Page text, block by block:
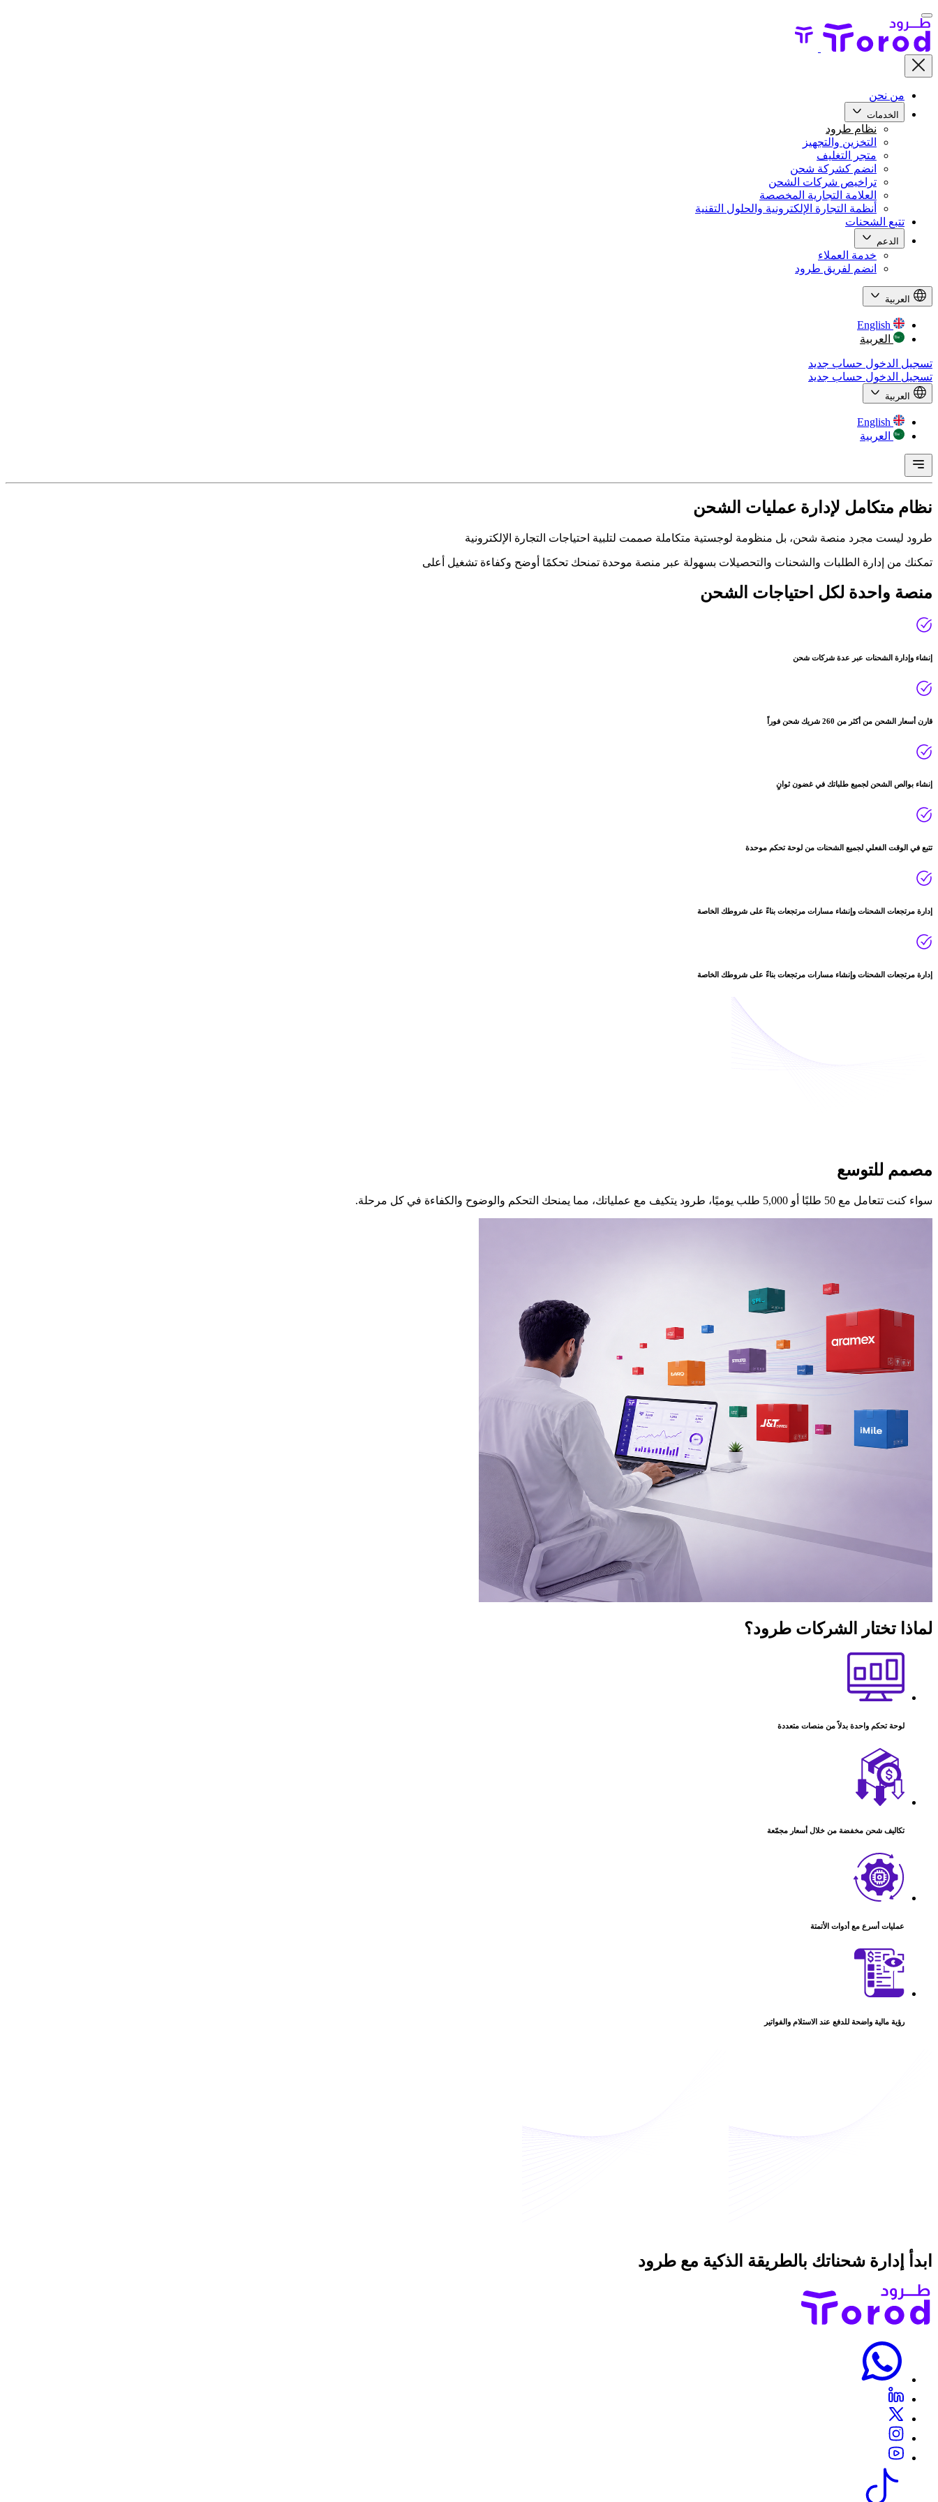
من نحن
الخدمات
نظام طرود
التخزين والتجهيز
متجر التغليف
انضم كشركة شحن
تراخيص شركات الشحن
العلامة التجارية المخصصة
أنظمة التجارة الإلكترونية والحلول التقنية
تتبع الشحنات
الدعم
خدمة العملاء
انضم لفريق طرود
العربية
English
العربية
تسجيل الدخول حساب جديد
تسجيل الدخول حساب جديد
العربية
English
العربية
نظام متكامل لإدارة عمليات الشحن
طرود ليست مجرد منصة شحن، بل منظومة لوجستية متكاملة صممت لتلبية احتياجات التجارة الإلكترونية
تمكنك من إدارة الطلبات والشحنات والتحصيلات بسهولة عبر منصة موحدة تمنحك تحكمًا أوضح وكفاءة تشغيل أعلى
منصة واحدة لكل احتياجات الشحن
إنشاء وإدارة الشحنات عبر عدة شركات شحن
قارن أسعار الشحن من أكثر من 260 شريك شحن فوراً
إنشاء بوالص الشحن لجميع طلباتك في غضون ثوانٍ
تتبع في الوقت الفعلي لجميع الشحنات من لوحة تحكم موحدة
إدارة مرتجعات الشحنات وإنشاء مسارات مرتجعات بناءً على شروطك الخاصة
إدارة مرتجعات الشحنات وإنشاء مسارات مرتجعات بناءً على شروطك الخاصة
مصمم للتوسع
سواء كنت تتعامل مع 50 طلبًا أو 5,000 طلب يوميًا، طرود يتكيف مع عملياتك، مما يمنحك التحكم والوضوح والكفاءة في كل مرحلة.
لماذا تختار الشركات طرود؟
لوحة تحكم واحدة بدلاً من منصات متعددة
تكاليف شحن مخفضة من خلال أسعار مجمّعة
عمليات أسرع مع أدوات الأتمتة
رؤية مالية واضحة للدفع عند الاستلام والفواتير
ابدأ إدارة شحناتك بالطريقة الذكية مع طرود